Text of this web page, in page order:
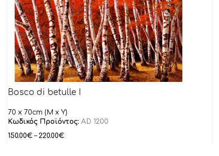
Bosco di betulle I
70 x 70cm (M x Y)
Κωδικός Προϊόντος: AD 1200
150.00€ – 220.00€